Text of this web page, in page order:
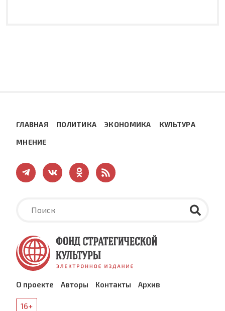
ГЛАВНАЯ ПОЛИТИКА ЭКОНОМИКА КУЛЬТУРА
МНЕНИЕ
О проекте Авторы Контакты Архив
16+